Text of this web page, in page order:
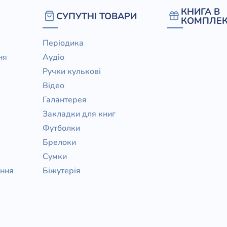
СУПУТНІ ТОВАРИ
Періодика
Аудіо
Ручки кулькові
Відео
Галантерея
Закладки для книг
Футболки
Брелоки
Сумки
Біжутерія
КНИГА В